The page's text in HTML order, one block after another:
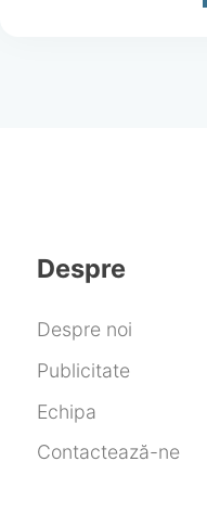
Despre
Despre noi
Publicitate
Echipa
Contactează-ne